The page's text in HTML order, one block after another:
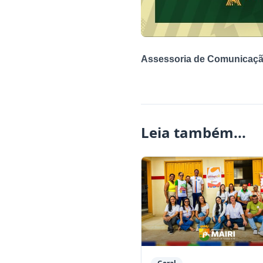
Assessoria de
Leia também...